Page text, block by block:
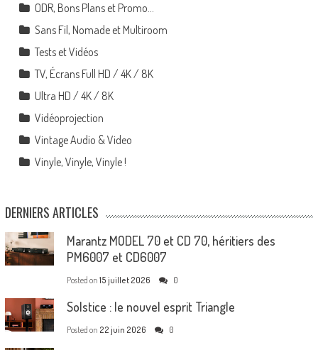
ODR, Bons Plans et Promo…
Sans Fil, Nomade et Multiroom
Tests et Vidéos
TV, Écrans Full HD / 4K / 8K
Ultra HD / 4K / 8K
Vidéoprojection
Vintage Audio & Video
Vinyle, Vinyle, Vinyle !
DERNIERS ARTICLES
Marantz MODEL 70 et CD 70, héritiers des
PM6007 et CD6007
Posted on 15 juillet 2026 0
Solstice : le nouvel esprit Triangle
Posted on 22 juin 2026 0